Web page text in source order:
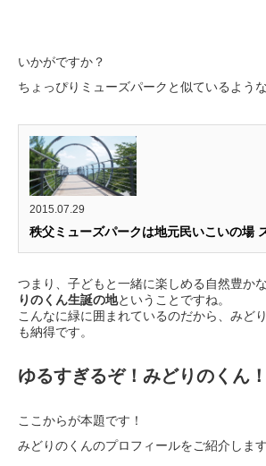
いかがですか？
ちょっぴりミューズパークと似ているよう
2015.07.29
秩父ミューズパークは地元民いこいの場
つまり、子どもと一緒に楽しめる自然豊か
りのくん生誕の地ということですね。
こんなに緑に囲まれているのだから、みど
も納得です。
ゆるすぎるぞ！みどりのくん！
ここからが本題です！
みどりのくんのプロフィールをご紹介します